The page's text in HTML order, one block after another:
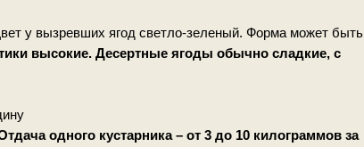
у вызревших ягод светло-зеленый. Форма может быть
высокие. Десертные ягоды обычно сладкие, с
одного кустарника – от 3 до 10 килограммов за